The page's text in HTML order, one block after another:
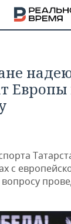
ДОХОДАХ
ПФО
с